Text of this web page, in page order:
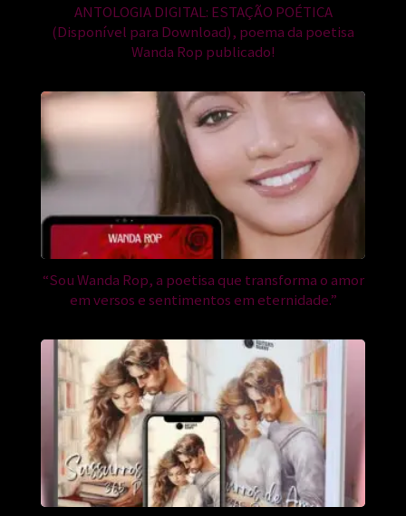
ANTOLOGIA DIGITAL: ESTAÇÃO POÉTICA
(Disponível para Download), poema da poetisa
Wanda Rop publicado!
“Sou Wanda Rop, a poetisa que transforma o amor
em versos e sentimentos em eternidade.”